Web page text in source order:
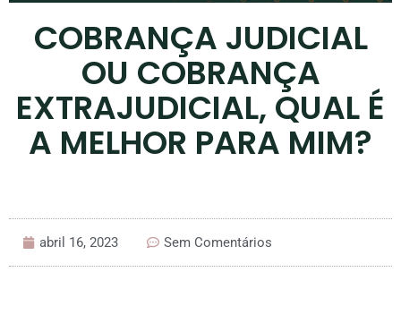
COBRANÇA JUDICIAL
OU COBRANÇA
EXTRAJUDICIAL, QUAL É
A MELHOR PARA MIM?
abril 16, 2023 Sem Comentários